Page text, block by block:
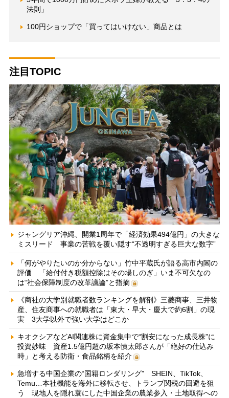
法則」
100円ショップで「買ってはいけない」商品とは
注目TOPIC
ジャングリア沖縄、開業1周年で「経済効果494億円」の大きな
ミスリード 事業の苦戦を覆い隠す“不透明すぎる巨大な数字”
「何がやりたいのか分からない」竹中平蔵氏が語る高市内閣の
評価 「給付付き税額控除はその場しのぎ」いま不可欠なの
は“社会保障制度の改革議論”と指摘
《商社の大学別就職者数ランキングを解剖》三菱商事、三井物
産、住友商事への就職者は「東大・早大・慶大で約6割」の現
実 3大学以外で強い大学はどこか
キオクシアなどAI関連株に資金集中で“割安になった成長株”に
投資妙味 資産1.5億円超の坂本慎太郎さんが「絶好の仕込み
時」と考える防衛・食品銘柄を紹介
急増する中国企業の“国籍ロンダリング” SHEIN、TikTok、
Temu…本社機能を海外に移転させ、トランプ関税の回避を狙
う 現地人を隠れ蓑にした中国企業の農業参入・土地取得への